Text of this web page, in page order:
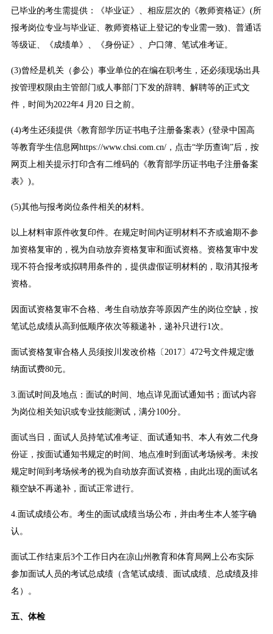
已毕业的考生需提供：《毕业证》、相应层次的《教师资格证》(所
报考岗位专业与毕业证、教师资格证上登记的专业需一致)、普通话
等级证、《成绩单》、《身份证》、户口簿、笔试准考证。
(3)曾经是机关（参公）事业单位的在编在职考生，还必须现场出具
按管理权限由主管部门或人事部门下发的辞聘、解聘等的正式文
件，时间为2022年4 月20 日之前。
(4)考生还须提供《教育部学历证书电子注册备案表》(登录中国高
等教育学生信息网https://www.chsi.com.cn/，点击“学历查询”后，按
网页上相关提示打印含有二维码的《教育部学历证书电子注册备案
表》)。
(5)其他与报考岗位条件相关的材料。
以上材料审原件收复印件。在规定时间内证明材料不齐或逾期不参
加资格复审的，视为自动放弃资格复审和面试资格。资格复审中发
现不符合报考或拟聘用条件的，提供虚假证明材料的，取消其报考
资格。
因面试资格复审不合格、考生自动放弃等原因产生的岗位空缺，按
笔试总成绩从高到低顺序依次等额递补，递补只进行1次。
面试资格复审合格人员须按川发改价格〔2017〕472号文件规定缴
纳面试费80元。
3.面试时间及地点：面试的时间、地点详见面试通知书；面试内容
为岗位相关知识或专业技能测试，满分100分。
面试当日，面试人员持笔试准考证、面试通知书、本人有效二代身
份证，按面试通知书规定的时间、地点准时到面试考场候考。未按
规定时间到考场候考的视为自动放弃面试资格，由此出现的面试名
额空缺不再递补，面试正常进行。
4.面试成绩公布。考生的面试成绩当场公布，并由考生本人签字确
认。
面试工作结束后3个工作日内在凉山州教育和体育局网上公布实际
参加面试人员的考试总成绩（含笔试成绩、面试成绩、总成绩及排
名）。
五、体检